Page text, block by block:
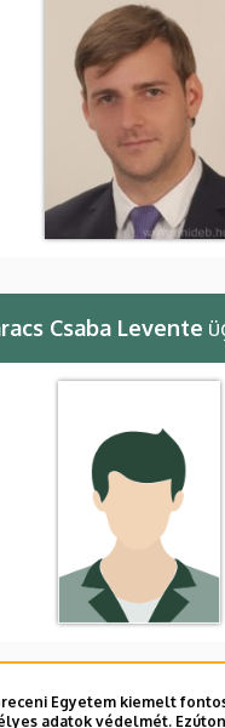
Csaba Levente
Egyetem kiemelt
adatok védelmét.